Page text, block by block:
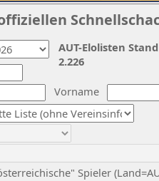
Vorname
Spieler
AUT-Elolisten
2.226